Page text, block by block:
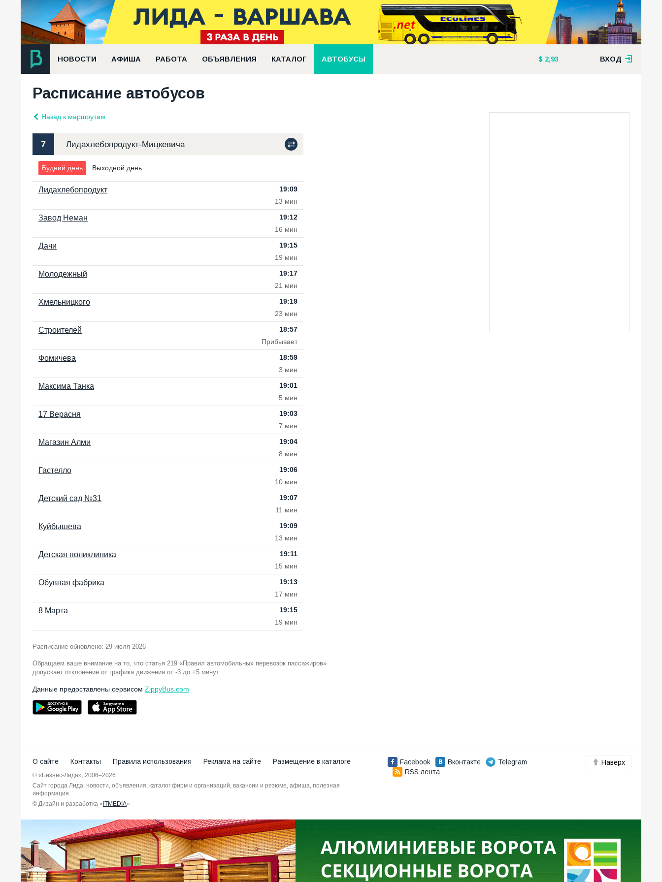
НОВОСТИ АФИША РАБОТА ОБЪЯВЛЕНИЯ КАТАЛОГ АВТОБУСЫ 2,93 ВХОД
Расписание автобусов
Назад к маршрутам
7 Лидахлебопродукт-Мицкевича
Будний день Выходной день
Лидахлебопродукт
19:09
13 мин
Завод Неман
19:12
16 мин
Дачи
19:15
19 мин
Молодежный
19:17
21 мин
Хмельницкого
19:19
23 мин
Строителей
18:57
Прибывает
Фомичева
18:59
3 мин
Максима Танка
19:01
5 мин
17 Верасня
19:03
7 мин
Магазин Алми
19:04
8 мин
Гастелло
19:06
10 мин
Детский сад №31
19:07
11 мин
Куйбышева
19:09
13 мин
Детская поликлиника
19:11
15 мин
Обувная фабрика
19:13
17 мин
8 Марта
19:15
19 мин
Расписание обновлено: 29 июля 2026
Обращаем ваше внимание на то, что статья 219 «Правил автомобильных перевозок пассажиров»
допускает отклонение от графика движения от -3 до +5 минут.
Данные предоставлены сервисом ZippyBus.com
О сайте Контакты Правила использования Реклама на сайте Размещение в каталоге
© «Бизнес-Лида», 2006–2026
Сайт города Лида: новости, объявления, каталог фирм и организаций, вакансии и резюме, афиша, полезная
информация.
© Дизайн и разработка « ITMEDIA»
Facebook Вконтакте
Telegram
RSS лента
Наверх